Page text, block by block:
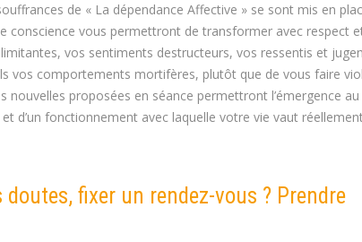
de « La dépendance Affective » se sont mis en
conscience vous permettront de transformer avec respect
vos sentiments destructeurs, vos ressentis et
vos comportements mortifères, plutôt que de vous faire
nouvelles proposées en séance permettront l’émergence
d’un fonctionnement avec laquelle votre vie vaut
doutes, fixer un rendez-vous ? Prendre